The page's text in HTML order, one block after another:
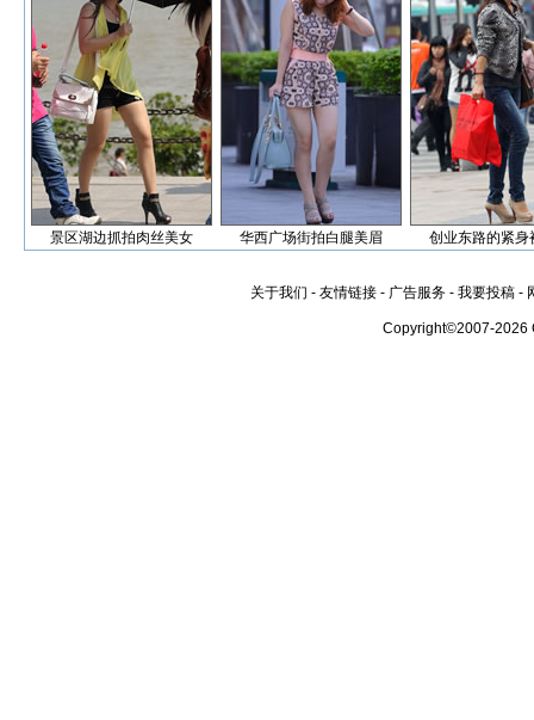
景区湖边抓拍肉丝美女 华西广场街拍白腿美眉 创业东路的紧身
关于我们 - 友情链接 - 广告服务 - 我要投稿 -
Copyright©2007-2026